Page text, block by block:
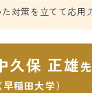
対策を立てて応用
久保 正雄
（早稲田大学）